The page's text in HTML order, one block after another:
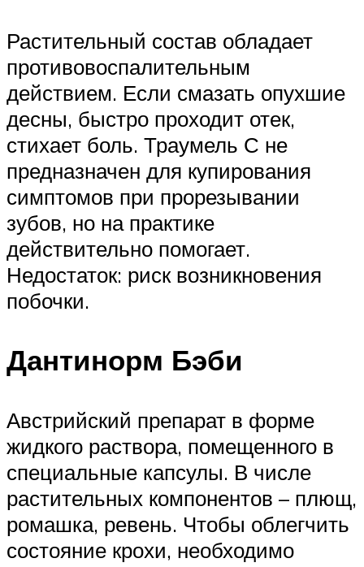
Растительный состав обладает
противовоспалительным
действием. Если смазать опухшие
десны, быстро проходит отек,
стихает боль. Траумель С не
предназначен для купирования
симптомов при прорезывании
зубов, но на практике
действительно помогает.
Недостаток: риск возникновения
побочки.
Дантинорм Бэби
Австрийский препарат в форме
жидкого раствора, помещенного в
специальные капсулы. В числе
растительных компонентов – плющ,
ромашка, ревень. Чтобы облегчить
состояние крохи, необходимо